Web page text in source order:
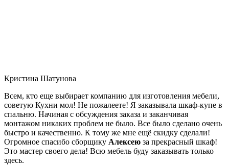
Кристина Шатунова
Всем, кто еще выбирает компанию для изготовления мебели,
советую Кухни мол! Не пожалеете! Я заказывала шкаф-купе в
спальню. Начиная с обсуждения заказа и заканчивая
монтажом никаких проблем не было. Все было сделано очень
быстро и качественно. К тому же мне ещё скидку сделали!
Огромное спасибо сборщику Алексею за прекрасный шкаф!
Это мастер своего дела! Всю мебель буду заказывать только
здесь.